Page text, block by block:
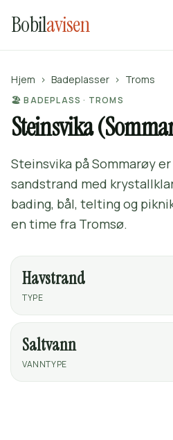
Bobilavisen
Hjem › Badeplasser › Troms
🏖️ BADEPLASS · TROMS
Steinsvika
Steinsvika på Sommarøy
sandstrand med
bading, bål, telting og
en time fra Tromsø.
Havstrand
TYPE
Saltvann
VANNTYPE